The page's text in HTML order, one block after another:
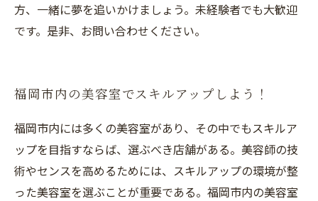
方、一緒に夢を追いかけましょう。未経験者でも大歓迎
です。是非、お問い合わせください。
福岡市内の美容室でスキルアップしよう！
福岡市内には多くの美容室があり、その中でもスキルア
ップを目指すならば、選ぶべき店舗がある。美容師の技
術やセンスを高めるためには、スキルアップの環境が整
った美容室を選ぶことが重要である。福岡市内の美容室